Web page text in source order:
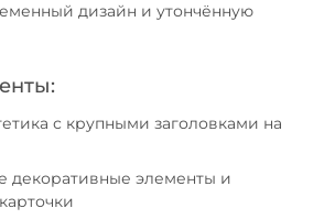
дизайн и утончённую
с крупными заголовками на
декоративные элементы и